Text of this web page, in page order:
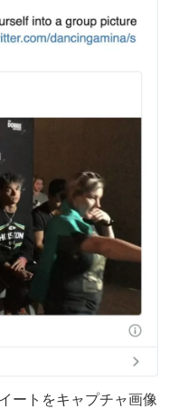
ートをキャプチャ画像